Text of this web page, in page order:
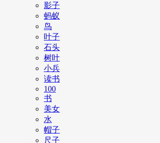
影子
蚂蚁
鸟
叶子
石头
树叶
小兵
读书
100
书
美女
水
帽子
尺子